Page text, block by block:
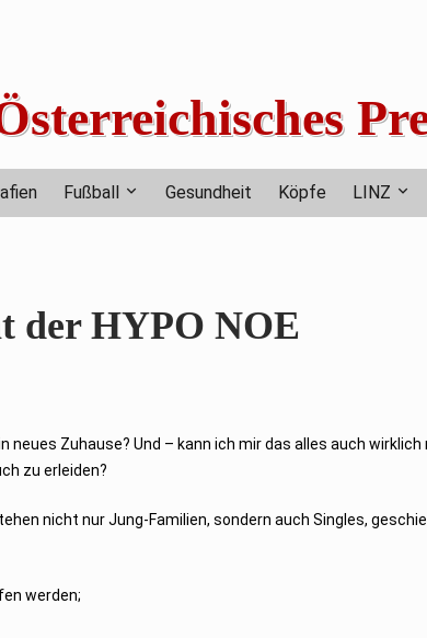
Fußball Gesundheit Köpfe LINZ
der HYPO NOE
neues Zuhause? Und – kann ich mir das alles auch
zu erleiden?
nicht nur Jung-Familien, sondern auch Singles,
werden;